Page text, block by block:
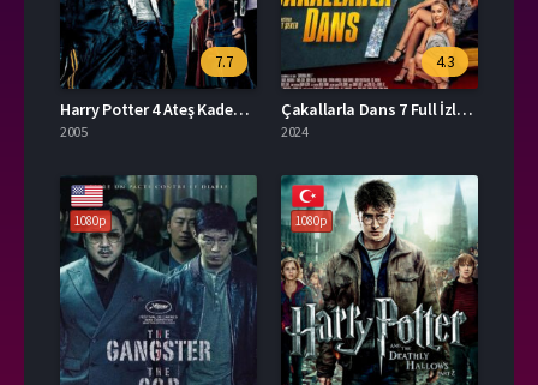
7.7
Harry Potter 4 Ateş Kadehi İzle
2005
4.3
Çakallarla Dans 7 Full İzle HD
2024
1080p 1080p